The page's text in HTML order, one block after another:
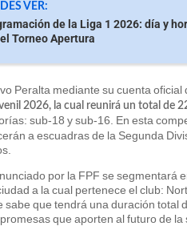
VER:
de la Liga 1 2026: día y
Torneo Apertura
Peralta mediante su cuenta oficial
2026, la cual reunirá un total de
sub-18 y sub-16. En esta
a escuadras de la Segunda
por la FPF se segmentará
a la cual pertenece el club:
que tendrá una duración total
que aporten al futuro de